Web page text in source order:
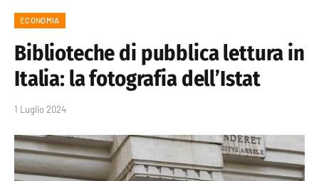
ECONOMIA
Biblioteche di pubblica lettura in
Italia: la fotografia dell’Istat
1 Luglio 2024